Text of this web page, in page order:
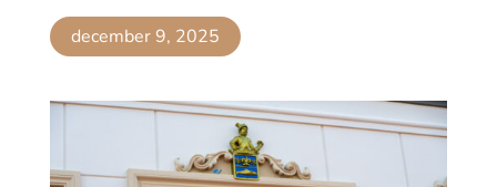
december 9, 2025